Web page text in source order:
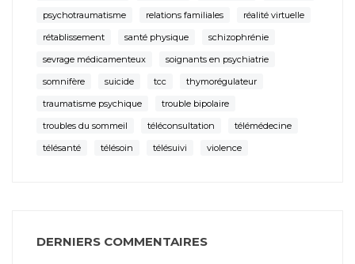
psychotraumatisme
relations familiales
réalité virtuelle
rétablissement
santé physique
schizophrénie
sevrage médicamenteux
soignants en psychiatrie
somnifère
suicide tcc
thymorégulateur
traumatisme psychique
trouble bipolaire
troubles du sommeil
téléconsultation
télémédecine
télésanté
télésoin télésuivi violence
DERNIERS COMMENTAIRES